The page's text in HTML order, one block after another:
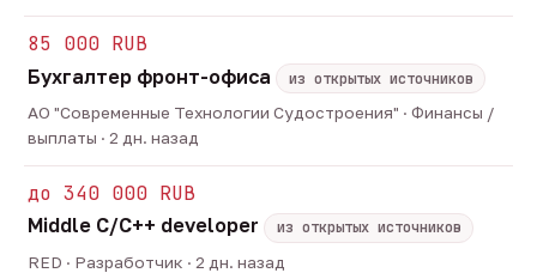
85 000 RUB
Бухгалтер фронт-офиса
из открытых источников
АО "Современные Технологии Судостроения" · Финансы /
выплаты · 2 дн. назад
до 340 000 RUB
Middle C/C++ developer
из открытых источников
RED · Разработчик · 2 дн. назад